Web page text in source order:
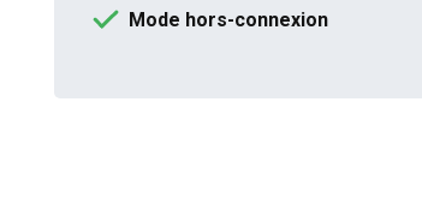
Mode hors-connexion